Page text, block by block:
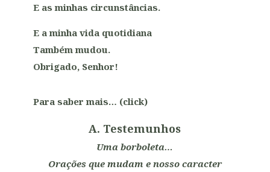
E as minhas circunstâncias.
E a minha vida quotidiana
Também mudou.
Obrigado, Senhor!
Para saber mais… (click)
A. Testemunhos
Uma borboleta…
Orações que mudam e nosso caracter